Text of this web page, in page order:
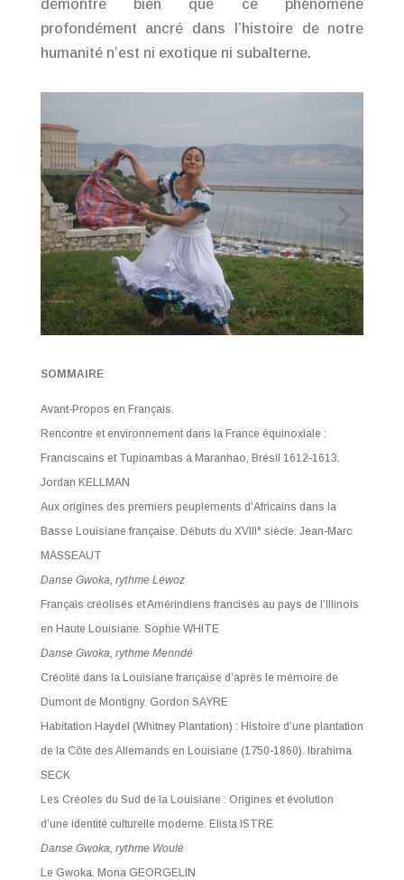
démontre bien que ce phénomène
profondément ancré dans l’histoire de notre
humanité n’est ni exotique ni subalterne.
SOMMAIRE
Avant-Propos en Français.
Rencontre et environnement dans la France équinoxiale :
Franciscains et Tupinambas à Maranhao, Brésil 1612-1613.
Jordan KELLMAN
Aux origines des premiers peuplements d’Africains dans la
Basse Louisiane française. Débuts du XVIII° siècle. Jean-Marc
MASSEAUT
Danse Gwoka, rythme Léwoz
Français créolisés et Amérindiens francisés au pays de l’Illinois
en Haute Louisiane. Sophie WHITE
Danse Gwoka, rythme Menndé
Créolité dans la Louisiane française d’après le mémoire de
Dumont de Montigny. Gordon SAYRE
Habitation Haydel (Whitney Plantation) : Histoire d’une plantation
de la Côte des Allemands en Louisiane (1750-1860). Ibrahima
SECK
Les Créoles du Sud de la Louisiane : Origines et évolution
d’une identité culturelle moderne. Elista ISTRE
Danse Gwoka, rythme Woulé
Le Gwoka. Mona GEORGELIN